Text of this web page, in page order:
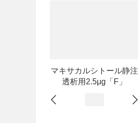
マキサカルシトール静注
透析用2.5μg「F」